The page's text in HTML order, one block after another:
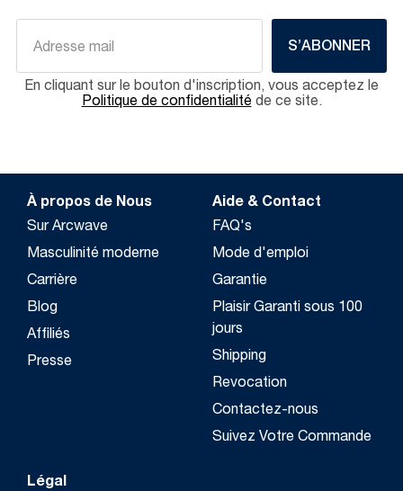
S’ABONNER
En cliquant sur le bouton d'inscription, vous acceptez le
Politique de confidentialitéde ce site.
À propos de Nous
Sur Arcwave
Masculinité moderne
Carrière
Blog
Affiliés
Presse
Aide & Contact
FAQ's
Mode d'emploi
Garantie
Plaisir Garanti sous 100
jours
Shipping
Revocation
Contactez-nous
Suivez Votre Commande
Légal